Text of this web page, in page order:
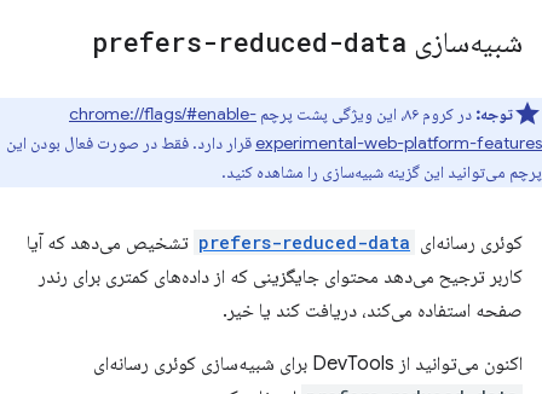
شبیه‌سازی prefers-reduced-data
توجه: در کروم ۸۶، این ویژگی پشت پرچم
chrome://flags/#enable-
experimental-web-platform-featuresقرار دارد. فقط در صورت فعال بودن این
پرچم می‌توانید این گزینه شبیه‌سازی را مشاهده کنید.
کوئری رسانه‌ای prefers-reduced-data تشخیص می‌دهد که آیا
کاربر ترجیح می‌دهد محتوای جایگزینی که از داده‌های کمتری برای رندر
صفحه استفاده می‌کند، دریافت کند یا خیر.
اکنون می‌توانید از DevTools برای شبیه‌سازی کوئری رسانه‌ای